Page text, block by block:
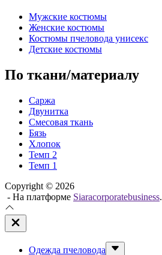
Мужские костюмы
Женские костюмы
Костюмы пчеловода унисекс
Детские костюмы
По ткани/материалу
Саржа
Двунитка
Смесовая ткань
Бязь
Хлопок
Темп 2
Темп 1
Copyright © 2026
- На платформе Siaracorporatebusiness.
Закрыть
вне
Одежда пчеловода
Показывать